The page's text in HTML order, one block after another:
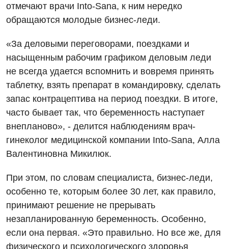
Видео
Эндоскопическое отделение
Акушерство и гинекология
Аллергология, иммунология
Андрология
Бесплатные услуги
Вакцинация
Гастроэнтерология
Гематология
Дерматовенерология
Диетология
Кардиология
Декларирование
Украинский
Русский
отмечают врачи Into-Sana, к ним нередко
обращаются молодые бизнес-леди.
«За деловыми переговорами, поездками и
насыщенным рабочим графиком деловым леди
не всегда удается вспомнить и вовремя принять
таблетку, взять препарат в командировку, сделать
запас контрацептива на период поездки. В итоге,
часто бывает так, что беременность наступает
внепланово», - делится наблюдениям врач-
гинеколог медицинской компании Into-Sana, Алла
Валентиновна Микилюк.
При этом, по словам специалиста, бизнес-леди,
особенно те, которым более 30 лет, как правило,
принимают решение не прерывать
незапланированную беременность. Особенно,
если она первая. «Это правильно. Но все же, для
физического и психологического здоровья